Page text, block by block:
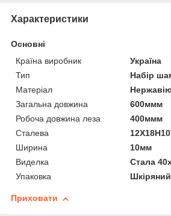
Характеристики
Основні
Країна виробник
Україна
Тип
Набір
Матеріал
Загальна довжина
600ммм
Робоча довжина леза
400ммм
Сталева
Ширина
10мм
Виделка
Стала
Упаковка
Приховати